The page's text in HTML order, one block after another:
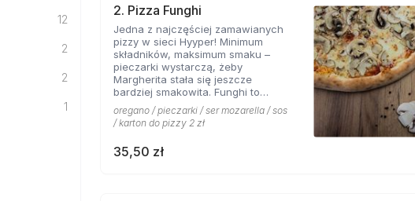
12
2
2
1
2. Pizza Funghi
Jedna z najczęściej zamawianych
pizzy w sieci Hyyper! Minimum
składników, maksimum smaku –
pieczarki wystarczą, żeby
Margherita stała się jeszcze
bardziej smakowita. Funghi to
kolejny klasyk, którego nie można
pominąć w menu prawdziwej
włoskiej pizzerii.
oregano / pieczarki / ser mozarella / sos
/ karton do pizzy 2 zł
35,50 zł